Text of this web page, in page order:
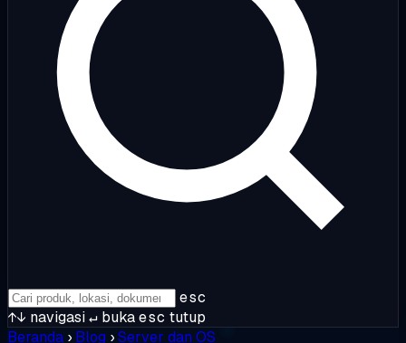
esc
↑↓ navigasi↵ bukaesc tutup
Beranda › Blog ›Server dan OS